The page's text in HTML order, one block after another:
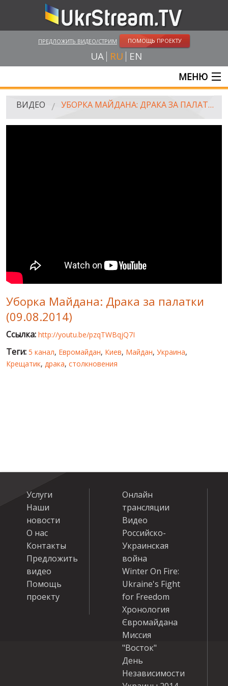
ПРЕДЛОЖИТЬ ВИДЕО/СТРИМ ПОМОЩЬ ПРОЕКТУ
UA RU EN
МЕНЮ
ГЛАВНАЯ
ПУБЛИЧНЫЕ ЛЮДИ
РОССИЙСКО-УКРАИНСКАЯ ВОЙНА
WINTER ON FIRE: UKRAINE'S FIGHT FOR FREEDOM
ХРОНОЛОГИЯ ЄВРОМАЙДАНА
ВИДЕО УБОРКА МАЙДАНА: ДРАКА ЗА ПАЛАТКИ (09.08.2014)
Уборка Майдана: Драка за палатки
(09.08.2014)
Ссылка: http://youtu.be/pzqTWBqjQ7I
Теги: 5 канал, Евромайдан, Киев, Майдан, Украина,
Крещатик, драка, столкновения
Услуги
Наши
новости
О нас
Контакты
Предложить
видео
Помощь
проекту
Онлайн
трансляции
Видео
Российско-
Украинская
война
Winter On Fire:
Ukraine's Fight
for Freedom
Хронология
Євромайдана
Миссия
"Восток"
День
Независимости